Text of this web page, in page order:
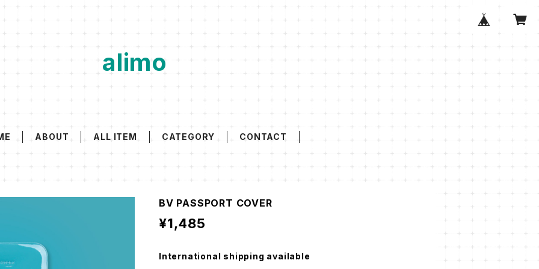
alimo
ABOUT ALL ITEM CATEGORY CONTACT
BV PASSPORT COVER
¥1,485
International shipping available